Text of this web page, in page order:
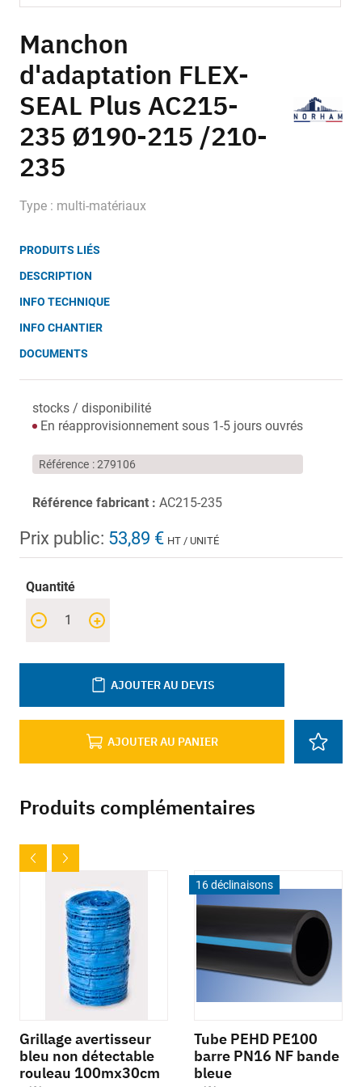
to
the
beginning
of
the
gallery
Manchon
d'adaptation FLEX-
SEAL Plus AC215-
235 Ø190-215 /210-
235
Type : multi-matériaux
PRODUITS LIÉS
DESCRIPTION
INFO TECHNIQUE
INFO CHANTIER
DOCUMENTS
stocks / disponibilité
En réapprovisionnement sous 1-5 jours ouvrés
Référence 279106
Référence fabricant : AC215-235
Prix public: 53,89 € HT / UNITÉ
Quantité
+
-
AJOUTER AU PANIER
AJOUTER AU DEVIS
Produits complémentaires
Grillage avertisseur
bleu non détectable
rouleau 100mx30cm
16 déclinaisons
Tube PEHD PE100
barre PN16 NF bande
bleue